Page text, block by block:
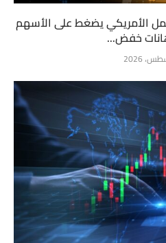
يضغط على الأسهم
خفض...